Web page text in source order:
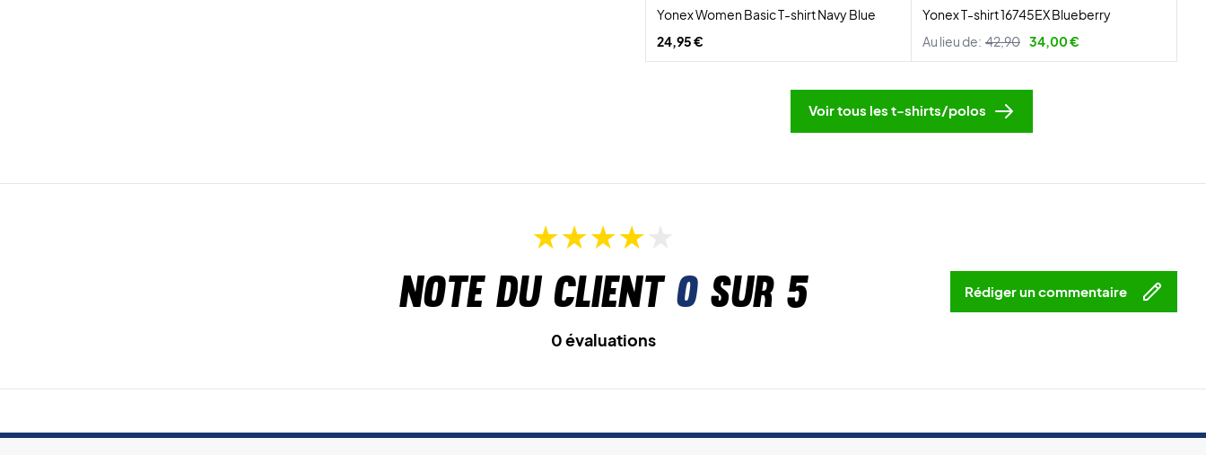
Yonex Women Basic T-shirt Navy Blue
24,95 €
Yonex T-shirt 16745EX Blueberry
Au lieu de: 42,90 34,00 €
Voir tous les t-shirts/polos
Note du client 0sur 5 Rédiger un commentaire
0 évaluations